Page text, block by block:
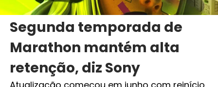
Segunda temporada de
Marathon mantém alta
retenção, diz Sony